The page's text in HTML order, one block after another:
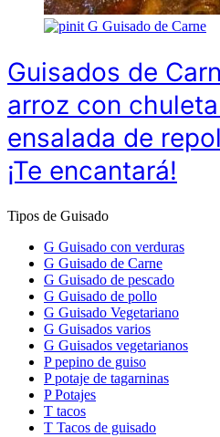
G Guisado de Carne
Guisados de
arroz con
ensalada de
¡Te encantará!
Tipos de Guisado
G Guisado con verduras
G Guisado de Carne
G Guisado de pescado
G Guisado de pollo
G Guisado Vegetariano
G Guisados varios
G Guisados vegetarianos
P pepino de guiso
P potaje de tagarninas
P Potajes
T tacos
T Tacos de guisado